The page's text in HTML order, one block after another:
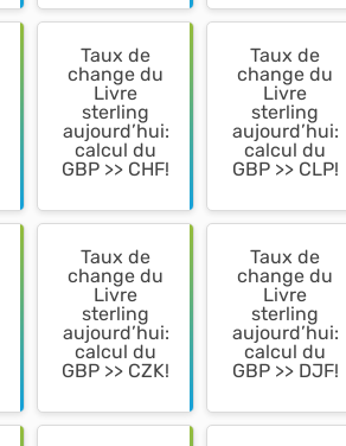
Taux de
change du
Livre
sterling
aujourd’hui:
calcul du
GBP >> CHF!
Taux de
change du
Livre
sterling
aujourd’hui:
calcul du
GBP >> CLP!
Taux de
change du
Livre
sterling
aujourd’hui:
calcul du
GBP >> CZK!
Taux de
change du
Livre
sterling
aujourd’hui:
calcul du
GBP >> DJF!